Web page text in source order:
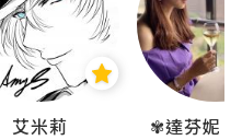
艾米莉